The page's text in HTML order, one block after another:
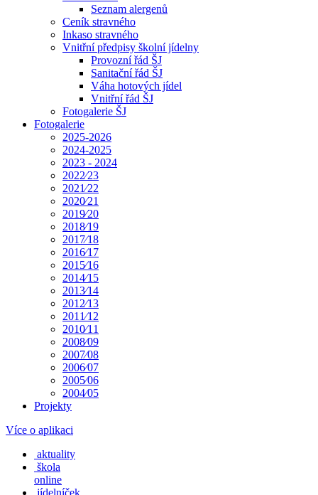
Seznam alergenů
Ceník stravného
Inkaso stravného
Vnitřní předpisy školní jídelny
Provozní řád ŠJ
Sanitační řád ŠJ
Váha hotových jídel
Vnitřní řád ŠJ
Fotogalerie ŠJ
Fotogalerie
2025-2026
2024-2025
2023 - 2024
2022⁄23
2021⁄22
2020⁄21
2019⁄20
2018⁄19
2017⁄18
2016⁄17
2015⁄16
2014⁄15
2013⁄14
2012⁄13
2011⁄12
2010⁄11
2008⁄09
2007⁄08
2006⁄07
2005⁄06
2004⁄05
Projekty
Více o aplikaci
aktuality
škola
online
jídelníček